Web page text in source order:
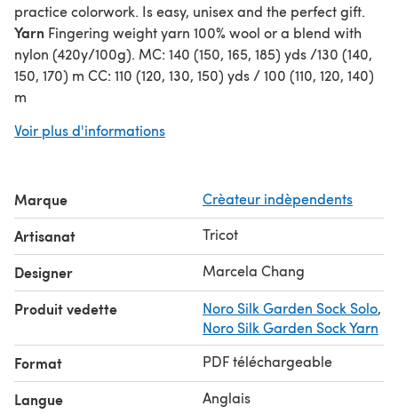
practice colorwork. Is easy, unisex and the perfect gift.
Yarn Fingering weight yarn 100% wool or a blend with
nylon (420y/100g). MC: 140 (150, 165, 185) yds /130 (140,
150, 170) m CC: 110 (120, 130, 150) yds / 100 (110, 120, 140)
m
working less or more rows. This socks use the
Voir plus d'informations
Marque Crèateur indèpendents
Artisanat Tricot
Designer Marcela Chang
Produit vedette Noro Silk Garden Sock Solo,
Noro Silk Garden Sock Yarn
Format PDF téléchargeable
Langue Anglais